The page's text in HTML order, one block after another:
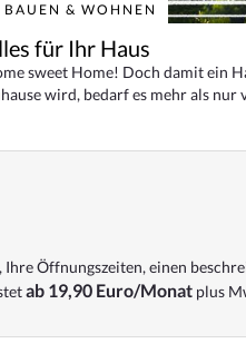
BAUEN & WOHNEN
für Ihr Haus
sweet Home! Doch damit ein
wird, bedarf es mehr als nur
Öffnungszeiten, einen
ab 19,90 Euro/Monat plus